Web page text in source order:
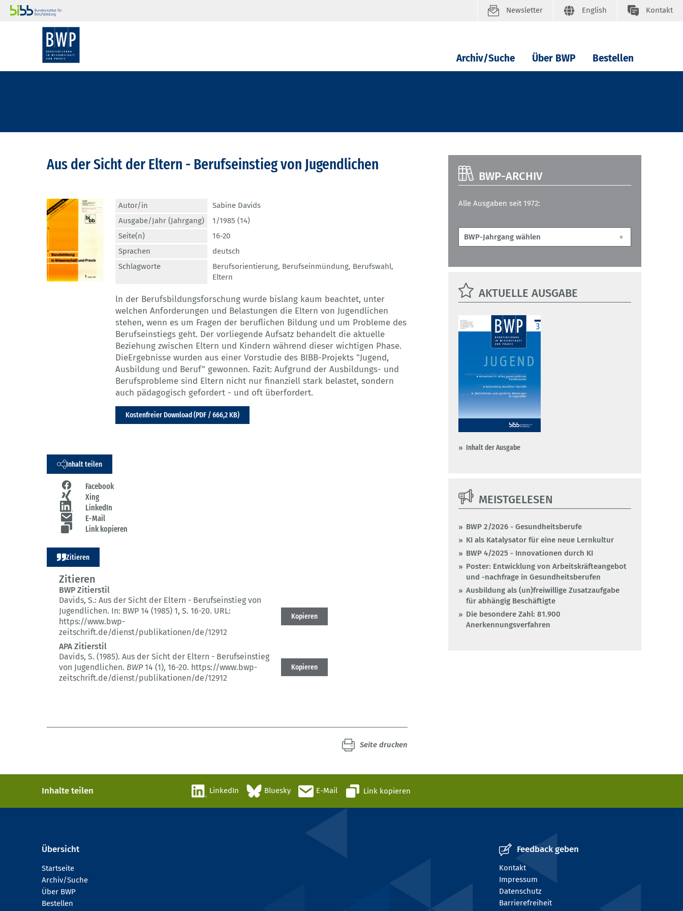
Newsletter English Kontakt
Archiv/Suche Über BWP Bestellen
Aus der Sicht der Eltern - Berufseinstieg von Jugendlichen
Autor/in
Sabine Davids
Ausgabe/Jahr (Jahrgang)
1/1985 (14)
Seite(n)
16-20
Sprachen
deutsch
Schlagworte
Berufsorientierung, Berufseinmündung, Berufswahl,
Eltern
ln der Berufsbildungsforschung wurde bislang kaum beachtet, unter
welchen Anforderungen und Belastungen die Eltern von Jugendlichen
stehen, wenn es um Fragen der beruflichen Bildung und um Probleme des
Berufseinstiegs geht. Der vorliegende Aufsatz behandelt die aktuelle
Beziehung zwischen Eltern und Kindern während dieser wichtigen Phase.
DieErgebnisse wurden aus einer Vorstudie des BIBB-Projekts "Jugend,
Ausbildung und Beruf" gewonnen. Fazit: Aufgrund der Ausbildungs- und
Berufsprobleme sind Eltern nicht nur finanziell stark belastet, sondern
auch pädagogisch gefordert - und oft überfordert.
Kostenfreier Download (PDF / 666,2 KB)
Inhalt teilen
Facebook
Xing
LinkedIn
E-Mail
Link kopieren
Zitieren
Zitieren
BWP Zitierstil
Davids, S.: Aus der Sicht der Eltern - Berufseinstieg von
Jugendlichen. In: BWP 14 (1985) 1, S. 16-20. URL:
https://www.bwp-
zeitschrift.de/dienst/publikationen/de/12912
Kopieren
APA Zitierstil
Davids, S. (1985). Aus der Sicht der Eltern - Berufseinstieg
von Jugendlichen. BWP14 (1), 16-20. https://www.bwp-
zeitschrift.de/dienst/publikationen/de/12912
Kopieren
Seite drucken
BWP-ARCHIV
Alle Ausgaben seit 1972:
AKTUELLE AUSGABE
Inhalt der Ausgabe
MEISTGELESEN
BWP 2/2026 - Gesundheitsberufe
KI als Katalysator für eine neue Lernkultur
BWP 4/2025 - Innovationen durch KI
Poster: Entwicklung von Arbeitskräfteangebot
und -nachfrage in Gesundheitsberufen
Ausbildung als (un)freiwillige Zusatzaufgabe
für abhängig Beschäftigte
Die besondere Zahl: 81.900
Anerkennungsverfahren
Inhalte teilen LinkedIn Bluesky E-Mail Link kopieren
Übersicht
Startseite
Archiv/Suche
Über BWP
Bestellen
Feedback geben
Kontakt
Impressum
Datenschutz
Barrierefreiheit